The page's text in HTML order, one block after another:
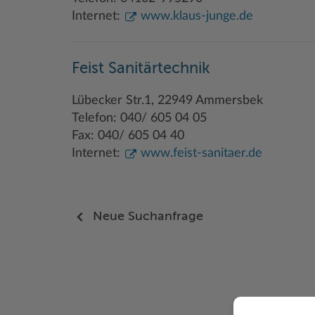
Internet:
www.klaus-junge.de
Feist Sanitärtechnik
Lübecker Str.1, 22949 Ammersbek
Telefon: 040/ 605 04 05
Fax: 040/ 605 04 40
Internet:
www.feist-sanitaer.de
Neue Suchanfrage